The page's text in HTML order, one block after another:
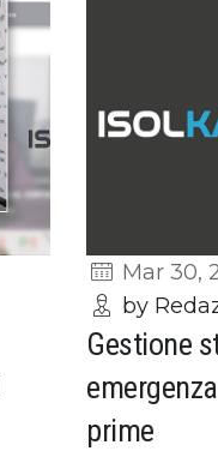
Mar 30,
by
Gestione
prime